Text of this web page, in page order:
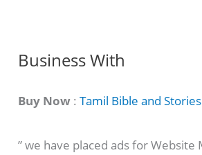
C
t
g
Business With
Buy Now :Tamil Bible and Stories
” we have placed ads for Website